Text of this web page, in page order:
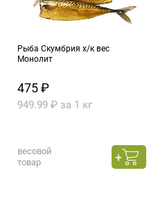
Рыба Скумбрия х/к вес
Монолит
475 ₽
949.99 ₽ за 1 кг
весовой
товар